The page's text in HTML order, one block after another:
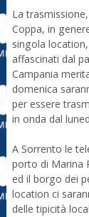
La
Coppa, in
singola
affascinati dal
Campania
domenica
per essere
in onda dal
A Sorrento le
porto di Marina
ed il borgo dei
location ci
delle tipicità